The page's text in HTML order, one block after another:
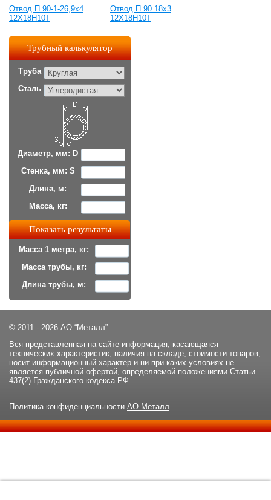
Отвод П 90-1-26,9х4
12Х18Н10Т
Отвод П 90 18х3
12Х18Н10Т
Трубный калькулятор
Труба
Сталь
Диаметр, мм: D
Стенка, мм: S
Длина, м:
Масса, кг:
Масса 1 метра, кг:
Масса трубы, кг:
Длина трубы, м:
© 2011 - 2026 АО “Металл”
Вся представленная на сайте информация, касающаяся
технических характеристик, наличия на складе, стоимости товаров,
носит информационный характер и ни при каких условиях не
является публичной офертой, определяемой положениями Статьи
437(2) Гражданского кодекса РФ.
Политика конфиденциальности АО Металл